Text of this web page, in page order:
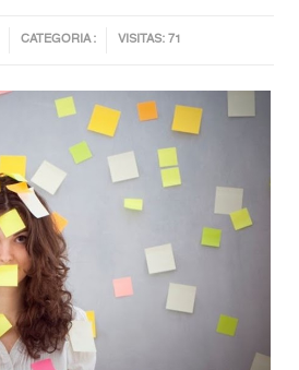
CATEGORIA : VISITAS: 71